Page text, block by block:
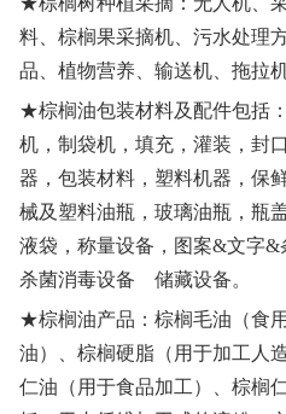
料、棕榈果采摘机、污水处理
品、植物营养、输送机、拖拉机
★棕榈油包装材料及配件包括
机，制袋机，填充，灌装，封
器，包装材料，塑料机器，保
械及塑料油瓶，玻璃油瓶，瓶
液袋，称量设备，图案&文字&
杀菌消毒设备 储藏设备。
★棕榈油产品：棕榈毛油（食
油）、棕榈硬脂（用于加工人
仁油（用于食品加工）、棕榈